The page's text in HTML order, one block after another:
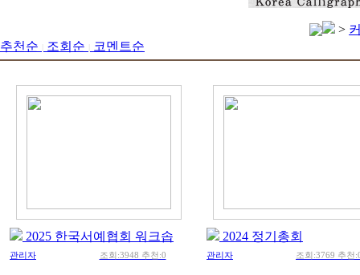
>
추천순
조회순 코멘트순
2025 한국서예협회 워크솝
관리자 조회:3948 추천:0
2024 정기총회
관리자 조회:3769 추천